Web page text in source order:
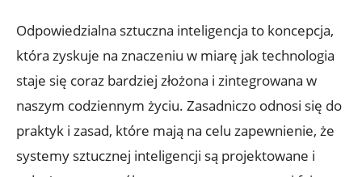
Odpowiedzialna sztuczna inteligencja to koncepcja,
która zyskuje‌ na znaczeniu w miarę jak technologia
staje się ​coraz bardziej złożona i zintegrowana w
naszym codziennym życiu. ​Zasadniczo odnosi się do
⁣praktyk i zasad, które mają na celu zapewnienie, że
systemy sztucznej inteligencji są projektowane i